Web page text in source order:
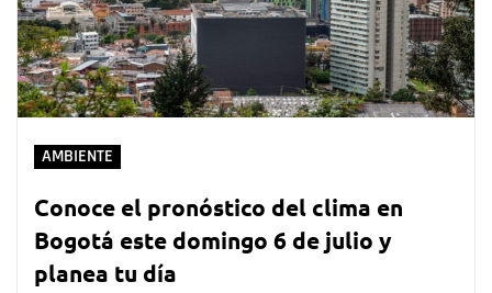
AMBIENTE
Conoce el pronóstico del clima en
Bogotá este domingo 6 de julio y
planea tu día